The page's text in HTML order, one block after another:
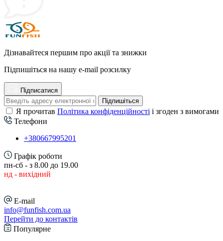
Дізнавайтеся першим про акції та знижки
Підпишіться на нашу e-mail розсилку
Підписатися
Підпишіться
Я прочитав Політика конфіденційності і згоден з вимогами
Телефони
+380667995201
Графік роботи
пн-сб - з 8.00 до 19.00
нд - вихідний
E-mail
info@funfish.com.ua
Перейти до контактів
Популярне